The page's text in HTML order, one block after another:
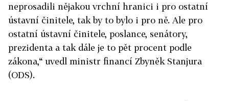
neprosadili nějakou vrchní hranici i pro ostatní
ústavní činitele, tak by to bylo i pro ně. Ale pro
ostatní ústavní činitele, poslance, senátory,
prezidenta a tak dále je to pět procent podle
zákona,“ uvedl ministr financí Zbyněk Stanjura
(ODS).